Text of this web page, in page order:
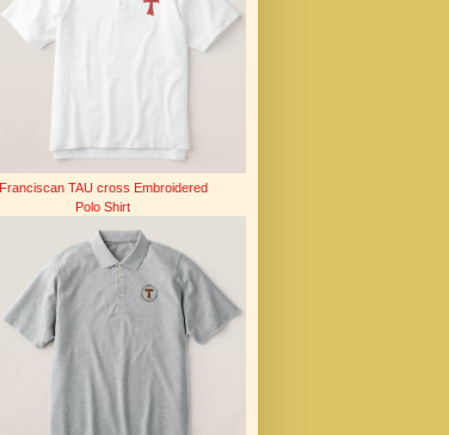
Franciscan TAU cross Embroidered
Polo Shirt